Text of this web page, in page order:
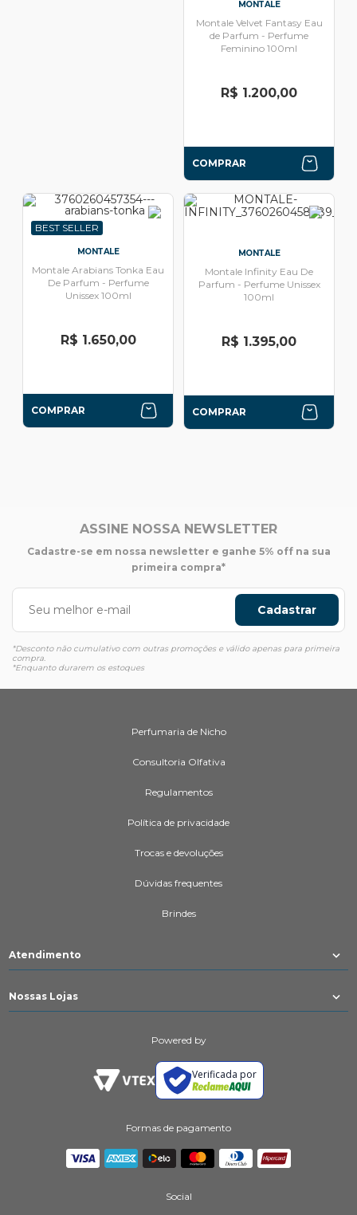
MONTALE
Montale Velvet Fantasy Eau
de Parfum - Perfume
Feminino 100ml
R$ 1.200,00
COMPRAR
BEST SELLER
MONTALE
Montale Arabians Tonka Eau
De Parfum - Perfume
Unissex 100ml
R$ 1.650,00
COMPRAR
MONTALE
Montale Infinity Eau De
Parfum - Perfume Unissex
100ml
R$ 1.395,00
COMPRAR
ASSINE NOSSA NEWSLETTER
Cadastre-se em nossa newsletter e ganhe 5% off na sua
primeira compra*
Cadastrar
*Desconto não cumulativo com outras promoções e válido apenas para primeira
compra.
*Enquanto durarem os estoques
Perfumaria de Nicho
Consultoria Olfativa
Regulamentos
Política de privacidade
Trocas e devoluções
Dúvidas frequentes
Brindes
Atendimento
Nossas Lojas
Powered by
Verificada por
Formas de pagamento
Social